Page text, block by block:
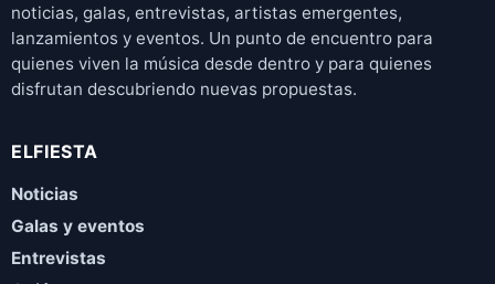
noticias, galas, entrevistas, artistas emergentes,
lanzamientos y eventos. Un punto de encuentro para
quienes viven la música desde dentro y para quienes
disfrutan descubriendo nuevas propuestas.
ELFIESTA
Noticias
Galas y eventos
Entrevistas